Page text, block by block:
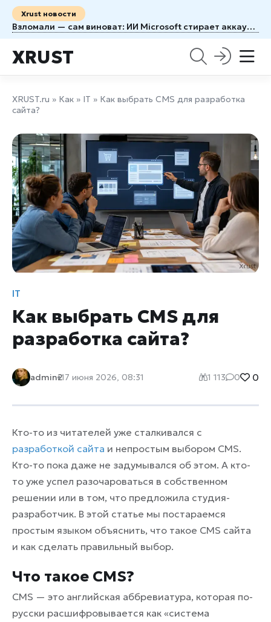
Xrust новости
Взломали — сам виноват: ИИ Microsoft стирает аккаунты пользователей без права на апелляцию
XRUST
XRUST.ru » Как » IT » Как выбрать CMS для разработка
сайта?
IT
Как выбрать CMS для
разработка сайта?
admin217 июня 2026, 08:31 1 113 0 0
Кто-то из читателей уже сталкивался с
разработкой сайта и непростым выбором CMS.
Кто-то пока даже не задумывался об этом. А кто-
то уже успел разочароваться в собственном
решении или в том, что предложила студия-
разработчик. В этой статье мы постараемся
простым языком объяснить, что такое CMS сайта
и как сделать правильный выбор.
Что такое CMS?
CMS — это английская аббревиатура, которая по-
русски расшифровывается как «система